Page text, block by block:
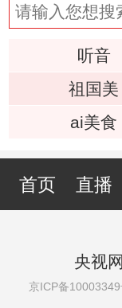
听音
祖国美
ai美食
首页 直播
央视
京ICP备